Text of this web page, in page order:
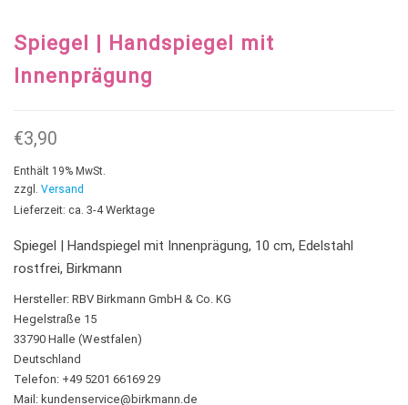
Spiegel | Handspiegel mit
Innenprägung
€3,90
Enthält 19% MwSt.
zzgl. Versand
Lieferzeit: ca. 3-4 Werktage
Spiegel | Handspiegel mit Innenprägung, 10 cm, Edelstahl
rostfrei, Birkmann
Hersteller: RBV Birkmann GmbH & Co. KG
Hegelstraße 15
33790 Halle (Westfalen)
Deutschland
Telefon: +49 5201 66169 29
Mail: kundenservice@birkmann.de